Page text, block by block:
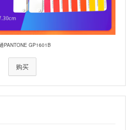
PANTONE GP1601B
购买